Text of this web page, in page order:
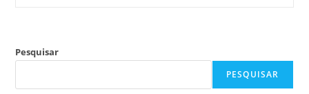
Pesquisar
PESQUISAR